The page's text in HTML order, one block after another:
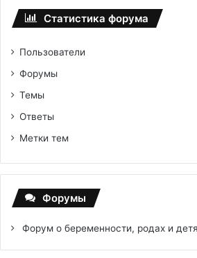
Статистика форума
Пользователи
Форумы
Темы
Ответы
Метки тем
Форумы
Форум о беременности, родах и